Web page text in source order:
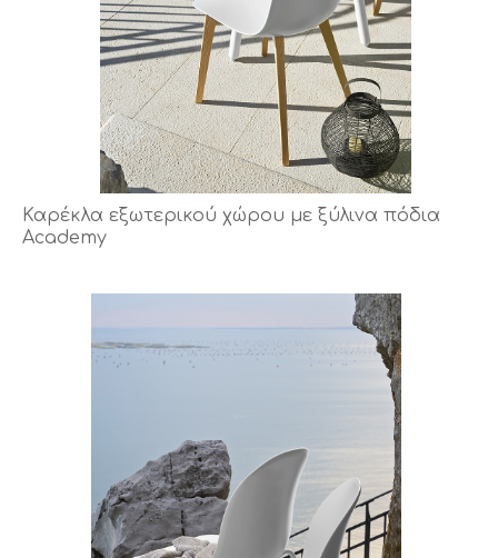
Καρέκλα εξωτερικού χώρου με ξύλινα πόδια
Academy